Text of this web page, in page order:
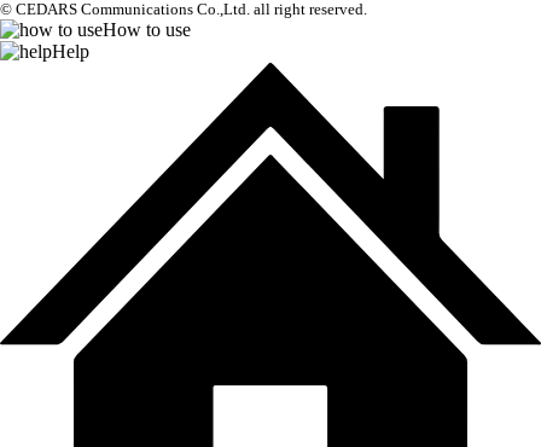
© CEDARS Communications Co.,Ltd. all right reserved.
How to use
Help